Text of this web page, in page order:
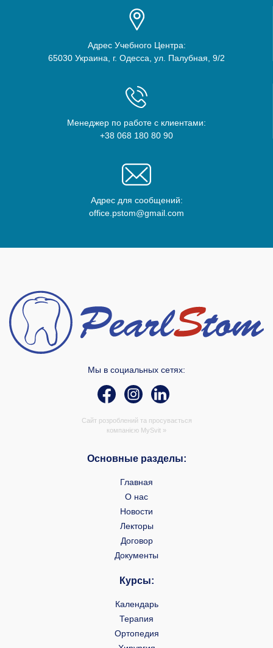
Адрес Учебного Центра:
65030 Украина, г. Одесса, ул. Палубная, 9/2
Менеджер по работе с клиентами:
+38 068 180 80 90
Адрес для сообщений:
office.pstom@gmail.com
Мы в социальных сетях:
Сайт розроблений та просувається
компанією MySvit »
Основные разделы:
Главная
О нас
Новости
Лекторы
Договор
Документы
Курсы:
Календарь
Терапия
Ортопедия